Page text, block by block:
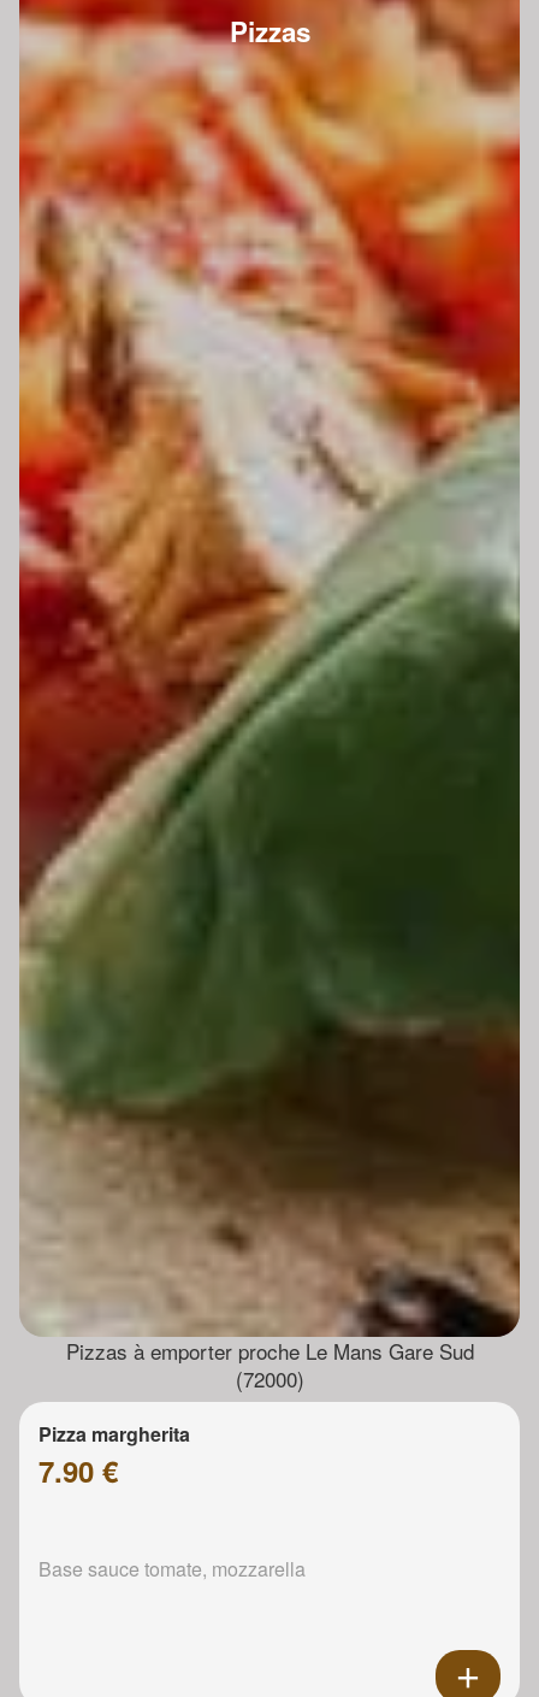
Pizzas
Pizzas à emporter proche Le Mans Gare Sud
(72000)
Pizza margherita
7.90 €
Base sauce tomate, mozzarella